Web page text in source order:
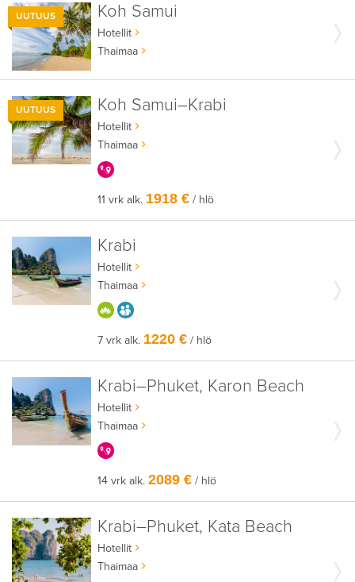
UUTUUS Koh Samui
Hotellit
Thaimaa
UUTUUS Koh Samui–Krabi
Hotellit
Thaimaa
11 vrk alk. 1918 € / hlö
Krabi
Hotellit
Thaimaa
HYVÄÄN OLOON
7 vrk alk. 1220 € / hlö
Krabi–Phuket, Karon Beach
Hotellit
Thaimaa
14 vrk alk.2089 € / hlö
Krabi–Phuket, Kata Beach
Hotellit
Thaimaa